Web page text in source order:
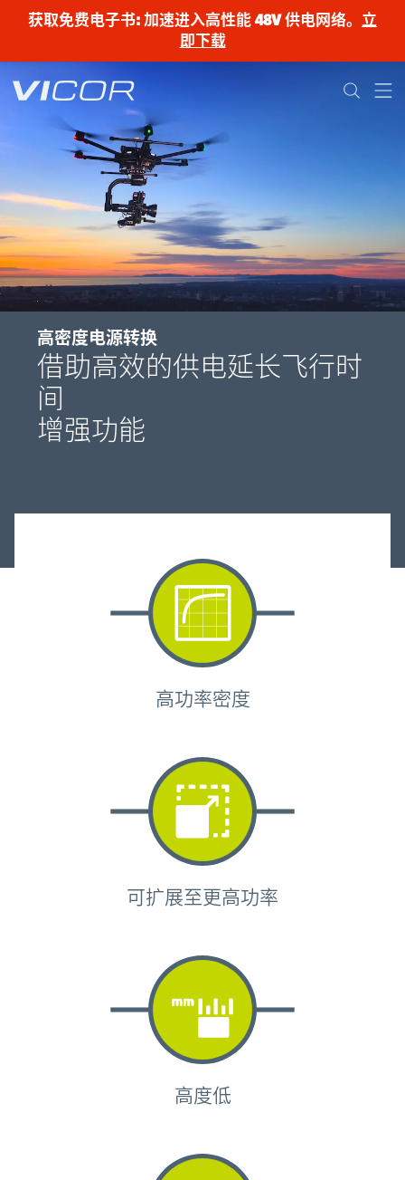
Skip to main content
获取免费电子书: 加速进入高性能 48V 供电网络。 立
即下载
高密度电源转换
借助高效的供电延长飞行时
间
增强功能
高功率密度
可扩展至更高功率
高度低